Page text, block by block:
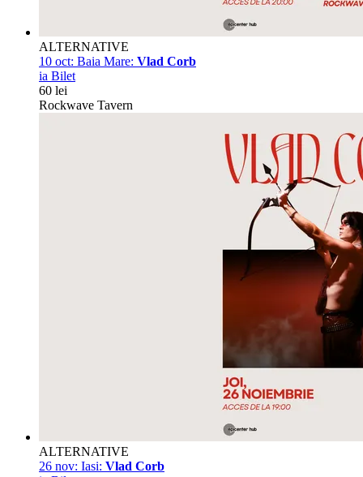
ALTERNATIVE
10 oct: Baia Mare: Vlad Corb
ia Bilet
60 lei
Rockwave Tavern
ALTERNATIVE
26 nov: Iasi: Vlad Corb